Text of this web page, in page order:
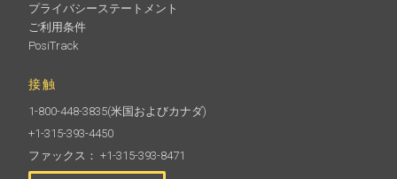
プライバシーステートメント
ご利用条件
PosiTrack
接触
1-800-448-3835(米国およびカナダ)
+1-315-393-4450
ファックス： +1-315-393-8471